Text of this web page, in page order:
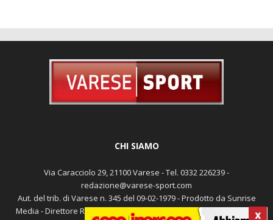
X
CHI SIAMO
Via Caracciolo 29, 21100 Varese - Tel. 0332 226239 -
redazione@varese-sport.com
Aut. del trib. di Varese n. 345 del 09-02-1979 - Prodotto da Sunrise
Media - Direttore Responsabile: Michele Marocco -Cookie policy